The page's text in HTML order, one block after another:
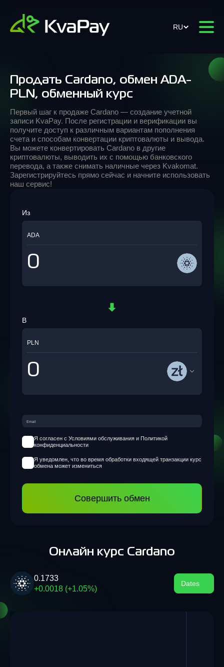
RU
Продать Cardano, обмен ADA-
PLN, обменный курс
Первый шаг к продаже Cardano — создание учетной
записи KvaPay. После регистрации и верификации вы
получите доступ к различным вариантам пополнения
счета и способам конвертации криптовалюты и вывода.
Вы можете конвертировать Cardano в другие
криптовалюты, выводить их с помощью банковского
перевода, а также снимать наличные через Kvakomat.
Зарегистрируйтесь прямо сейчас и начните использовать
наш сервис!
Из
ADA
В
PLN
Я согласен с Условиями обслуживания и Политикой
конфиденциальности
Я уведомлен, что во время обработки входящей транзакции курс
обмена может измениться
Совершить обмен
Онлайн курс Cardano
0.1733
+0.0018 (+1.05%)
Dates